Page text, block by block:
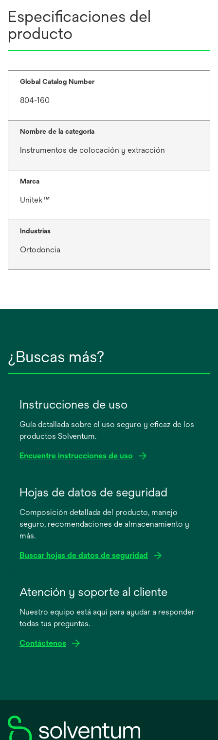
Especificaciones del
producto
Global Catalog Number
804-160
Nombre de la categoría
Instrumentos de colocación y extracción
Marca
Unitek™
Industrias
Ortodoncia
¿Buscas más?
Instrucciones de uso
Guía detallada sobre el uso seguro y eficaz de los
productos Solventum.
Encuentre instrucciones de uso
abre
pestaña
nueva
Hojas de datos de seguridad
Composición detallada del producto, manejo
seguro, recomendaciones de almacenamiento y
más.
Buscar hojas de datos de seguridad
abre
pestaña
Atención y soporte al cliente
Nuestro equipo está aquí para ayudar a responder
todas tus preguntas.
Contáctenos